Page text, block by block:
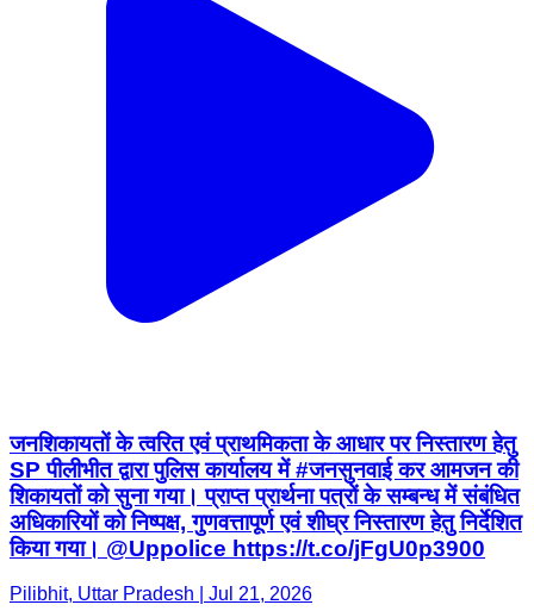
जनशिकायतों के त्वरित एवं प्राथमिकता के आधार पर निस्तारण हेतु
SP पीलीभीत द्वारा पुलिस कार्यालय में #जनसुनवाई कर आमजन की
शिकायतों को सुना गया। प्राप्त प्रार्थना पत्रों के सम्बन्ध में संबंधित
अधिकारियों को निष्पक्ष, गुणवत्तापूर्ण एवं शीघ्र निस्तारण हेतु निर्देशित
किया गया। @Uppolice https://t.co/jFgU0p3900
Pilibhit, Uttar Pradesh | Jul 21, 2026